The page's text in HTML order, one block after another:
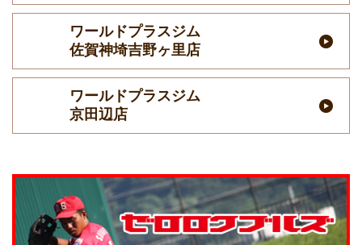
ワールドプラスジム
佐賀神埼吉野ヶ里店
ワールドプラスジム
京田辺店